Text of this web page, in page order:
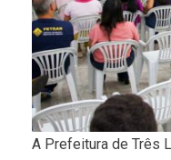
A Prefeitura de Três